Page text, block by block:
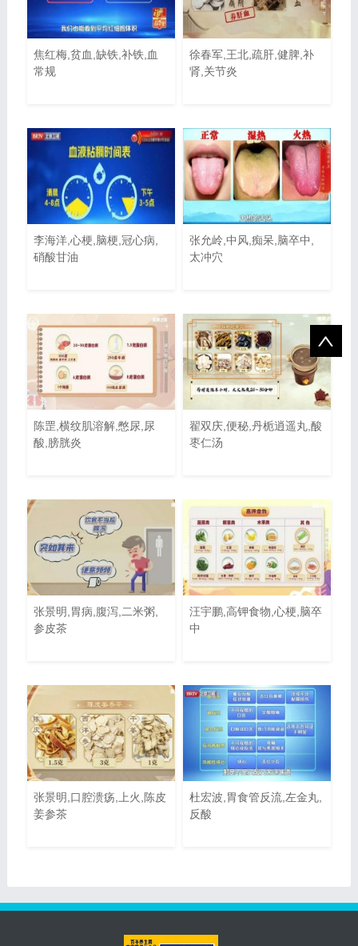
焦红梅,贫血,缺铁,补铁,血
常规
徐春军,王北,疏肝,健脾,补
肾,关节炎
李海洋,心梗,脑梗,冠心病,
硝酸甘油
张允岭,中风,痴呆,脑卒中,
太冲穴
陈罡,横纹肌溶解,憋尿,尿
酸,膀胱炎
翟双庆,便秘,丹栀逍遥丸,酸
枣仁汤
张景明,胃病,腹泻,二米粥,
参皮茶
汪宇鹏,高钾食物,心梗,脑卒
中
张景明,口腔溃疡,上火,陈皮
姜参茶
杜宏波,胃食管反流,左金丸,
反酸